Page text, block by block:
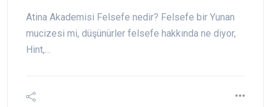
Atina Akademisi Felsefe nedir? Felsefe bir Yunan
mucizesi mi, düşünürler felsefe hakkında ne diyor,
Hint,…